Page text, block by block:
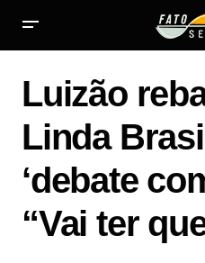
Luizão
Linda
‘debate
“Vai ter